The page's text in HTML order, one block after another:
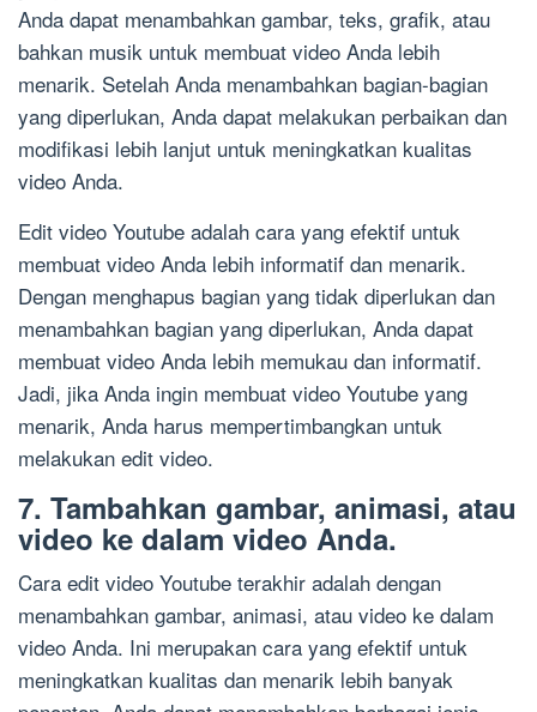
Anda dapat menambahkan gambar, teks, grafik, atau
bahkan musik untuk membuat video Anda lebih
menarik. Setelah Anda menambahkan bagian-bagian
yang diperlukan, Anda dapat melakukan perbaikan dan
modifikasi lebih lanjut untuk meningkatkan kualitas
video Anda.
Edit video Youtube adalah cara yang efektif untuk
membuat video Anda lebih informatif dan menarik.
Dengan menghapus bagian yang tidak diperlukan dan
menambahkan bagian yang diperlukan, Anda dapat
membuat video Anda lebih memukau dan informatif.
Jadi, jika Anda ingin membuat video Youtube yang
menarik, Anda harus mempertimbangkan untuk
melakukan edit video.
7. Tambahkan gambar, animasi, atau
video ke dalam video Anda.
Cara edit video Youtube terakhir adalah dengan
menambahkan gambar, animasi, atau video ke dalam
video Anda. Ini merupakan cara yang efektif untuk
meningkatkan kualitas dan menarik lebih banyak